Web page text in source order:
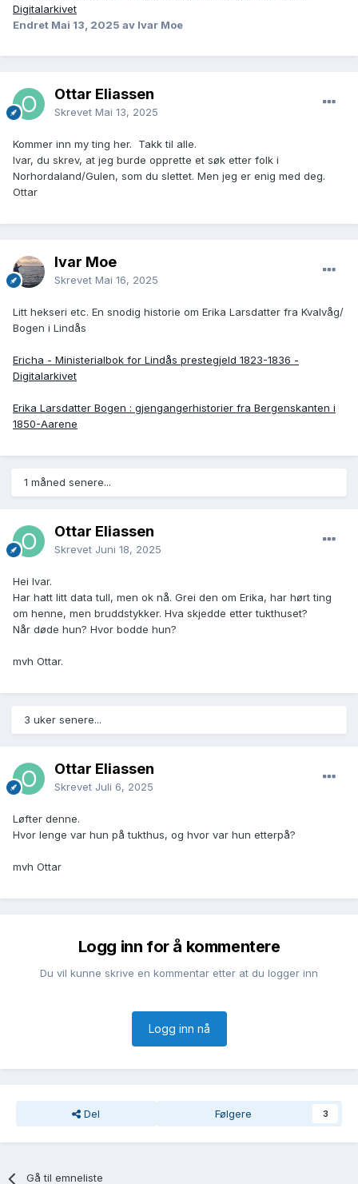
Digitalarkivet
Endret Mai 13, 2025 av Ivar Moe
Ottar Eliassen
Skrevet Mai 13, 2025
Kommer inn my ting her. Takk til alle.
Ivar, du skrev, at jeg burde opprette et søk etter folk i
Norhordaland/Gulen, som du slettet. Men jeg er enig med deg.
Ottar
Ivar Moe
Skrevet Mai 16, 2025
Litt hekseri etc. En snodig historie om Erika Larsdatter fra Kvalvåg/
Bogen i Lindås
Ericha - Ministerialbok for Lindås prestegjeld 1823-1836 -
Digitalarkivet
Erika Larsdatter Bogen : gjengangerhistorier fra Bergenskanten i
1850-Aarene
1 måned senere...
Ottar Eliassen
Skrevet Juni 18, 2025
Hei Ivar.
Har hatt litt data tull, men ok nå. Grei den om Erika, har hørt ting
om henne, men bruddstykker. Hva skjedde etter tukthuset?
Når døde hun? Hvor bodde hun?
mvh Ottar.
3 uker senere...
Ottar Eliassen
Skrevet Juli 6, 2025
Løfter denne.
Hvor lenge var hun på tukthus, og hvor var hun etterpå?
mvh Ottar
Logg inn for å kommentere
Du vil kunne skrive en kommentar etter at du logger inn
Logg inn nå
Del Følgere 3
Gå til emneliste